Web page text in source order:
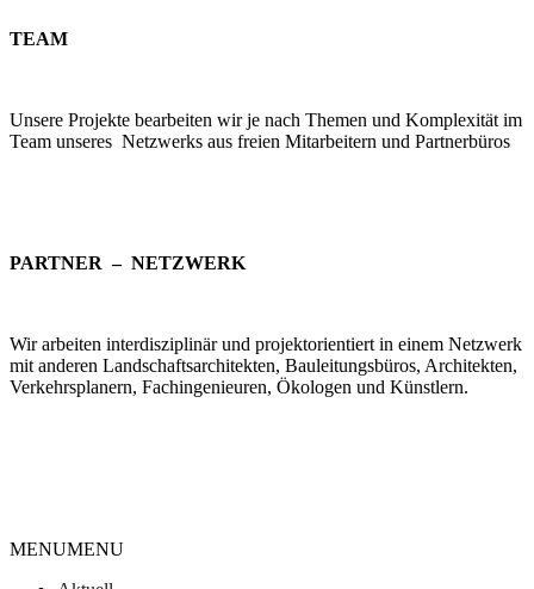
TEAM
Unsere Projekte bearbeiten wir je nach Themen und Komplexität im
Team unseres Netzwerks aus freien Mitarbeitern und Partnerbüros
PARTNER – NETZWERK
Wir arbeiten interdisziplinär und projektorientiert in einem Netzwerk
mit anderen Landschaftsarchitekten, Bauleitungsbüros, Architekten,
Verkehrsplanern, Fachingenieuren, Ökologen und Künstlern.
MENUMENU